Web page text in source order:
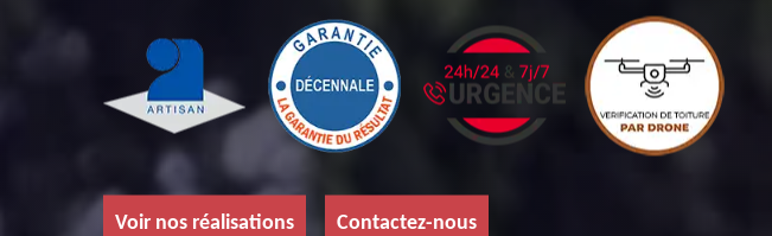
Voir nos réalisations Contactez-nous